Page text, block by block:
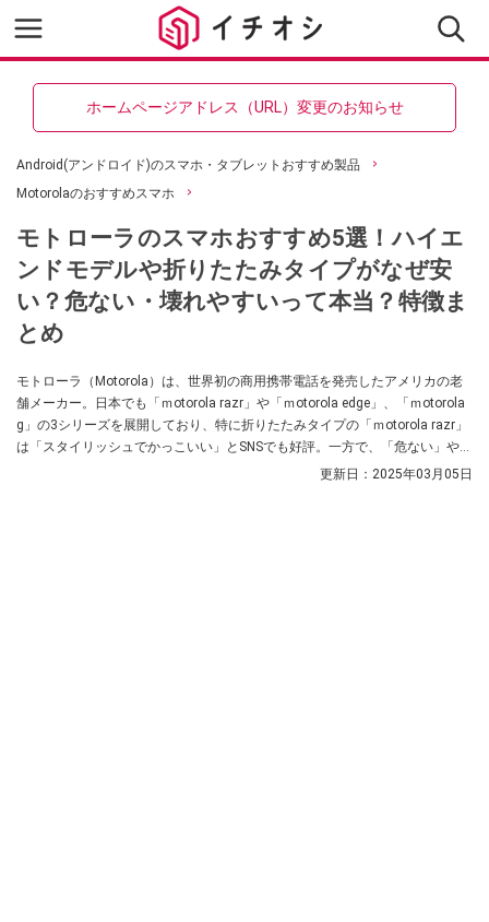
ホームページアドレス（URL）変更のお知らせ
Android(アンドロイド)のスマホ・タブレットおすすめ製品
Motorolaのおすすめスマホ
モトローラのスマホおすすめ5選！ハイエ
ンドモデルや折りたたみタイプがなぜ安
い？危ない・壊れやすいって本当？特徴ま
とめ
モトローラ（Motorola）は、世界初の商用携帯電話を発売したアメリカの老
舗メーカー。日本でも「ｍotorola razr」や「ｍotorola edge」、「ｍotorola
g」の3シリーズを展開しており、特に折りたたみタイプの「ｍotorola razr」
は「スタイリッシュでかっこいい」とSNSでも好評。一方で、「危ない」や
「壊れやすい」、「なぜ安いの？」などの疑問の声もあるようです。今回
更新日： 2025年03月05日